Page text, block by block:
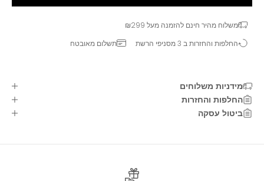
משלוח מהיר חינם להזמנה מעל ₪299
החלפות והחזרות ב 3 מסניפי הרשת
תשלום מאובטח
מידניות משלוחים
החלפות והחזרות
ביטול עסקה
בואו להיות חברים שלנו!